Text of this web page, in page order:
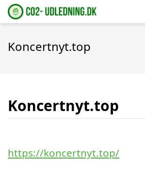
Koncertnyt.top
Koncertnyt.top
https://koncertnyt.top/